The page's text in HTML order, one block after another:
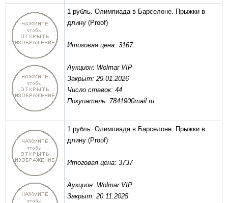
1 рубль. Олимпиада в Барселоне. Прыжки в
длину (Proof)
Итоговая цена: 3167
Аукцион: Wolmar VIP
Закрыт: 29.01.2026
Число ставок: 44
Покупатель: 7841900mail.ru
1 рубль. Олимпиада в Барселоне. Прыжки в
длину (Proof)
Итоговая цена: 3737
Аукцион: Wolmar VIP
Закрыт: 20.11.2025